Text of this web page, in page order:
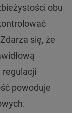
obu
się, że
regulacji
powoduje